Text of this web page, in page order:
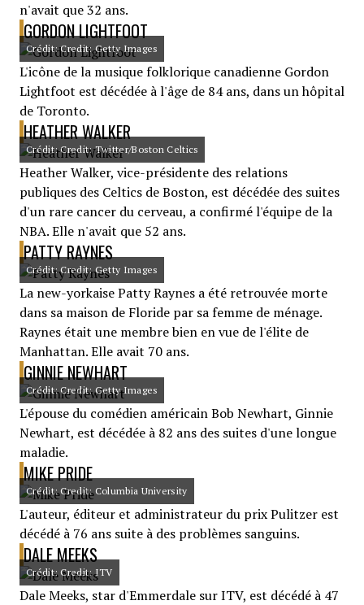
n'avait que 32 ans.
GORDON LIGHTFOOT
Crédit: Credit: Getty Images
L'icône de la musique folklorique canadienne Gordon
Lightfoot est décédée à l'âge de 84 ans, dans un hôpital
de Toronto.
HEATHER WALKER
Crédit: Credit: Twitter/Boston Celtics
Heather Walker, vice-présidente des relations
publiques des Celtics de Boston, est décédée des suites
d'un rare cancer du cerveau, a confirmé l'équipe de la
NBA. Elle n'avait que 52 ans.
PATTY RAYNES
Crédit: Credit: Getty Images
La new-yorkaise Patty Raynes a été retrouvée morte
dans sa maison de Floride par sa femme de ménage.
Raynes était une membre bien en vue de l'élite de
Manhattan. Elle avait 70 ans.
GINNIE NEWHART
Crédit: Credit: Getty Images
L'épouse du comédien américain Bob Newhart, Ginnie
Newhart, est décédée à 82 ans des suites d'une longue
maladie.
MIKE PRIDE
Crédit: Credit: Columbia University
L'auteur, éditeur et administrateur du prix Pulitzer est
décédé à 76 ans suite à des problèmes sanguins.
DALE MEEKS
Crédit: Credit: ITV
Dale Meeks, star d'Emmerdale sur ITV, est décédé à 47